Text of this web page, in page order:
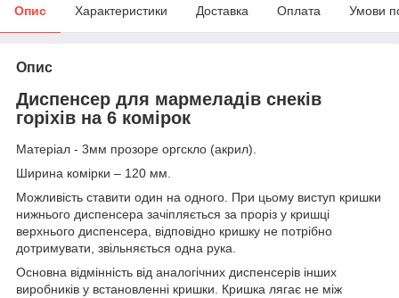
Опис Характеристики Доставка Оплата Умови
Опис
Диспенсер для мармеладів снеків
горіхів на 6 комірок
Матеріал - 3мм прозоре оргскло (акрил).
Ширина комірки – 120 мм.
Можливість ставити один на одного. При цьому виступ кришки
нижнього диспенсера зачіпляється за проріз у кришці
верхнього диспенсера, відповідно кришку не потрібно
дотримувати, звільняється одна рука.
Основна відмінність від аналогічних диспенсерів інших
виробників у встановленні кришки. Кришка лягає не між